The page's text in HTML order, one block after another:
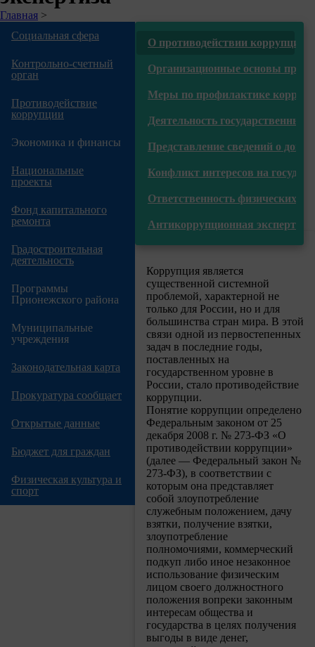
Строка
навигации
Главная >
Социальная сфера
Контрольно-счетный
орган
Противодействие
коррупции
Экономика и финансы
Национальные
проекты
Фонд капитального
ремонта
Градостроительная
деятельность
Программы
Прионежского района
Муниципальные
учреждения
Законодательная карта
Прокуратура сообщает
Открытые данные
Бюджет для граждан
Физическая культура и
спорт
О противодействии коррупции
Организационные основы
Меры по профилактике
Деятельность
Представление сведений о
Конфликт интересов на
Ответственность физических
Антикоррупционная
Коррупция является
существенной системной
проблемой, характерной не
только для России, но и для
большинства стран мира. В этой
связи одной из первостепенных
задач в последние годы,
поставленных на
государственном уровне в
России, стало противодействие
коррупции.
Понятие коррупции определено
Федеральным законом от 25
декабря 2008 г. № 273-ФЗ «О
противодействии коррупции»
(далее — Федеральный закон №
273-ФЗ), в соответствии с
которым она представляет
собой злоупотребление
служебным положением, дачу
взятки, получение взятки,
злоупотребление
полномочиями, коммерческий
подкуп либо иное незаконное
использование физическим
лицом своего должностного
положения вопреки законным
интересам общества и
государства в целях получения
выгоды в виде денег,